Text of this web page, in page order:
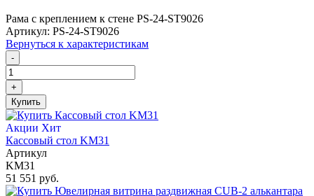
Рама с креплением к стене PS-24-ST9026
Артикул: PS-24-ST9026
Вернуться к характеристикам
-
+
Купить
Акции Хит
Кассовый стол KM31
Артикул
KM31
51 551 руб.